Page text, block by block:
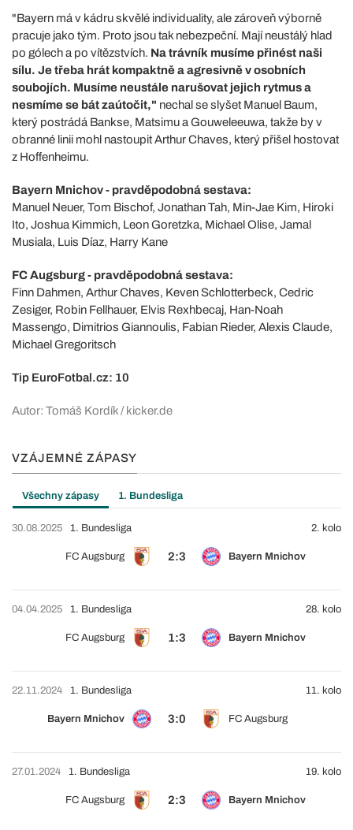
"Bayern má v kádru skvělé individuality, ale zároveň výborně
pracuje jako tým. Proto jsou tak nebezpeční. Mají neustálý hlad
po gólech a po vítězstvích. Na trávník musíme přinést naši
sílu. Je třeba hrát kompaktně a agresivně v osobních
soubojích. Musíme neustále narušovat jejich rytmus a
nesmíme se bát zaútočit," nechal se slyšet Manuel Baum,
který postrádá Bankse, Matsimu a Gouweleeuwa, takže by v
obranné linii mohl nastoupit Arthur Chaves, který přišel hostovat
z Hoffenheimu.
Bayern Mnichov - pravděpodobná sestava:
Manuel Neuer, Tom Bischof, Jonathan Tah, Min-Jae Kim, Hiroki
Ito, Joshua Kimmich, Leon Goretzka, Michael Olise, Jamal
Musiala, Luis Díaz, Harry Kane
FC Augsburg - pravděpodobná sestava:
Finn Dahmen, Arthur Chaves, Keven Schlotterbeck, Cedric
Zesiger, Robin Fellhauer, Elvis Rexhbecaj, Han-Noah
Massengo, Dimitrios Giannoulis, Fabian Rieder, Alexis Claude,
Michael Gregoritsch
Tip EuroFotbal.cz: 10
Autor: Tomáš Kordík / kicker.de
VZÁJEMNÉ ZÁPASY
Všechny zápasy 1. Bundesliga
30.08.2025
FC Augsburg 2:3 Bayern Mnichov
1. Bundesliga 2. kolo
04.04.2025
FC Augsburg 1:3 Bayern Mnichov
1. Bundesliga 28. kolo
22.11.2024
Bayern Mnichov 3:0 FC Augsburg
1. Bundesliga 11. kolo
27.01.2024
FC Augsburg 2:3 Bayern Mnichov
1. Bundesliga 19. kolo